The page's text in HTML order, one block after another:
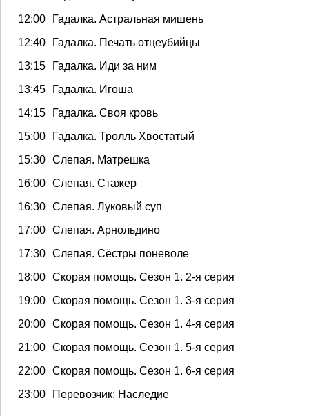
12:00
Гадалка. Астральная мишень
12:40
Гадалка. Печать отцеубийцы
13:15
Гадалка. Иди за ним
13:45
Гадалка. Игоша
14:15
Гадалка. Своя кровь
15:00
Гадалка. Тролль Хвостатый
15:30 Слепая. Матрешка
16:00 Слепая. Стажер
16:30 Слепая. Луковый суп
17:00 Слепая. Арнольдино
17:30 Слепая. Сёстры поневоле
18:00 Скорая помощь. Сезон 1. 2-я серия
19:00 Скорая помощь. Сезон 1. 3-я серия
20:00 Скорая помощь. Сезон 1. 4-я серия
21:00 Скорая помощь. Сезон 1. 5-я серия
22:00 Скорая помощь. Сезон 1. 6-я серия
23:00
Перевозчик: Наследие